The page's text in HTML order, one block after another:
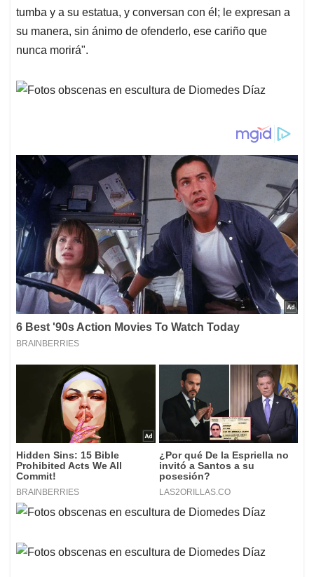
tumba y a su estatua, y conversan con él; le expresan a
su manera, sin ánimo de ofenderlo, ese cariño que
nunca morirá".